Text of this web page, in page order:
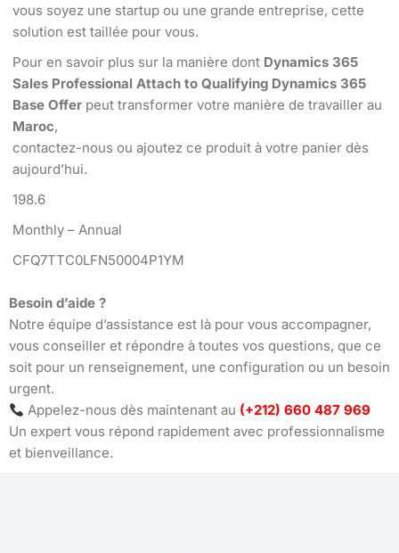
vous soyez une startup ou une grande entreprise, cette
solution est taillée pour vous.
Pour en savoir plus sur la manière dont Dynamics 365
Sales Professional Attach to Qualifying Dynamics 365
Base Offer peut transformer votre manière de travailler au
Maroc,
contactez-nous ou ajoutez ce produit à votre panier dès
aujourd’hui.
198.6
Monthly – Annual
CFQ7TTC0LFN50004P1YM
Besoin d’aide ?
Notre équipe d’assistance est là pour vous accompagner,
vous conseiller et répondre à toutes vos questions, que ce
soit pour un renseignement, une configuration ou un besoin
urgent.
Appelez-nous dès maintenant au (+212) 660 487 969
Un expert vous répond rapidement avec professionnalisme
et bienveillance.